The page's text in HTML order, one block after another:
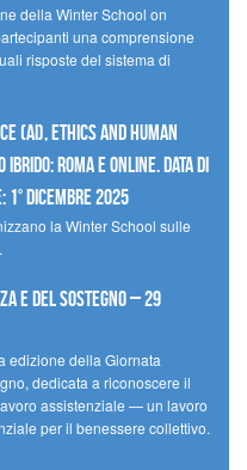
della Winter School on
una comprensione
risposte del sistema di
Ethics and Human
Roma e online. Data di
dicembre 2025
la Winter School sulle
e del sostegno – 29
edizione della Giornata
dedicata a riconoscere il
assistenziale — un lavoro
per il benessere collettivo.